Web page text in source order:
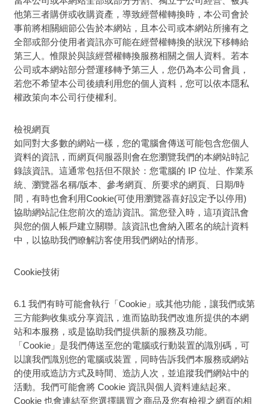
他第三者購併或收購資產，導致經營權轉換時，本公司會於
事前將相關細節公告於本網站，且本公司或本網站所擁有之
全部或部分使用者資訊亦可能在經營權轉換的狀況下移轉給
第三人。惟限於與該經營權轉換服務相關之個人資料。若本
公司或本網站部分營運移轉予第三人，您仍為本公司會員，
若您不希望本公司後續利用您的個人資料，您可以依本隱私
權政策向本公司行使權利。
檢視網頁
如同對大多數的網站一樣，您的電腦會傳送可能包含您個人
資料的資訊，而網頁伺服器則會在您瀏覽我們的本網站時記
錄該資訊。這通常包括但不限於：您電腦的 IP 位址、作業系
統、瀏覽器名稱/版本、參考網頁、所要求的網頁、日期/時
間，有時也會利用Cookie(可使用瀏覽器喜好設定予以停用)
協助網站記住您前次的造訪資訊。當您登入時，這項資訊會
與您的個人帳戶建立關聯。該資訊也會納入匿名的統計資料
中，以協助我們瞭解訪客使用我們網站的情形。
Cookie技術
6.1 我們有時可能會執行「Cookie」或其他功能，讓我們或第
三方能夠收集或分享資訊，進而協助我們改進所提供的本網
站和本服務，或是協助我們提供新的服務及功能。
「Cookie」是我們傳送至您的電腦或行動裝置的識別碼，可
以讓我們識別您的電腦或裝置，同時告訴我們本服務或網站
的使用或造訪方式及時間、造訪人次，並追蹤我們網站中的
活動。我們可能會將 Cookie 資訊與個人資料連結起來。
Cookie 也會連結至您選擇購買之商品及您有檢視之網頁的相